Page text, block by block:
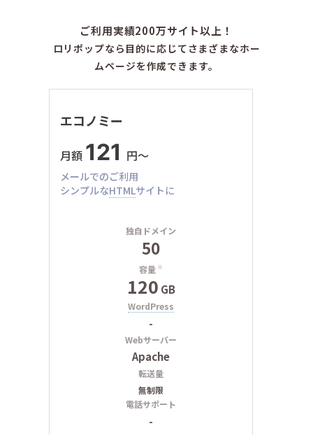
ご利用実績200万サイト以上！
ロリポップなら目的に応じてさまざまなホー
ムページを作成できます。
エコノミー
月額 121 円〜
メールでのご利用
シンプルなHTMLサイトに
独自ドメイン
50
容量 ※
120 GB
WordPress
-
Webサーバー
Apache
転送量
無制限
電話サポート
-